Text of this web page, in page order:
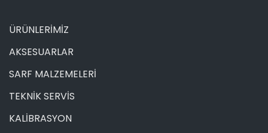
ÜRÜNLERİMİZ
AKSESUARLAR
SARF MALZEMELERİ
TEKNİK SERVİS
KALİBRASYON